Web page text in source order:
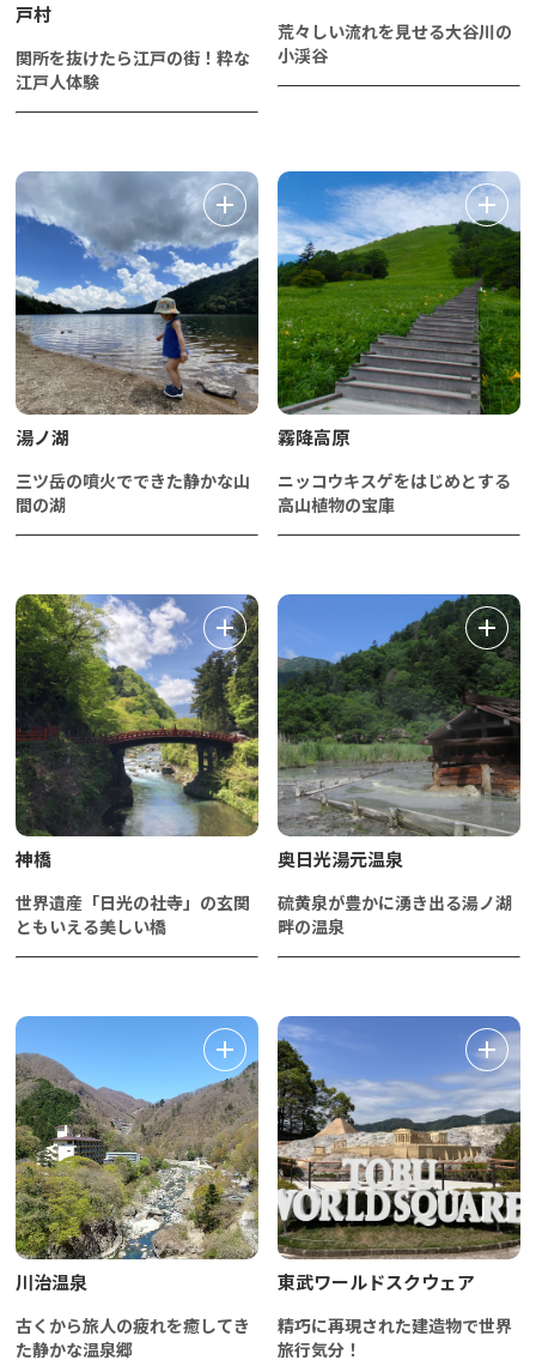
戸村
関所を抜けたら江戸の街！粋な
江戸人体験
荒々しい流れを見せる大谷川の
小渓谷
湯ノ湖
三ツ岳の噴火でできた静かな山
間の湖
霧降高原
ニッコウキスゲをはじめとする
高山植物の宝庫
神橋
世界遺産「日光の社寺」の玄関
ともいえる美しい橋
奥日光湯元温泉
硫黄泉が豊かに湧き出る湯ノ湖
畔の温泉
川治温泉
古くから旅人の疲れを癒してき
た静かな温泉郷
東武ワールドスクウェア
精巧に再現された建造物で世界
旅行気分！